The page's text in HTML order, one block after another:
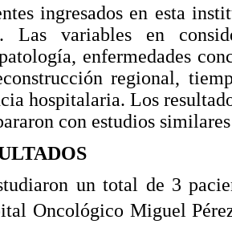
ingresados en esta
Las variables en
enfermedades
regional,
hospitalaria. Los
con estudios
un total de 3
Oncológico Miguel